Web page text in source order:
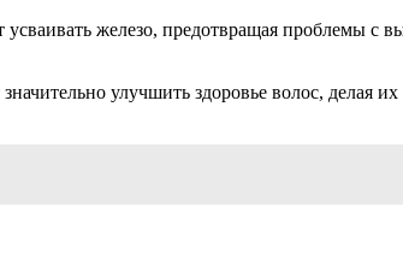
усваивать железо, предотвращая проблемы с
улучшить здоровье волос, делая